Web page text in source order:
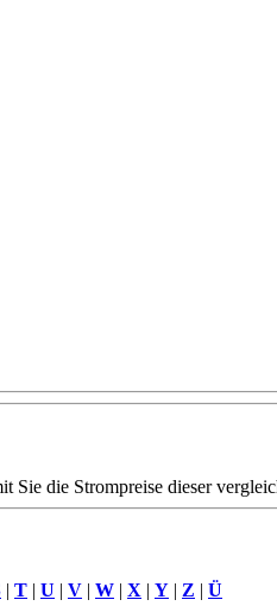
Sie die Strompreise dieser
| T | U | V | W | X | Y | Z | Ü